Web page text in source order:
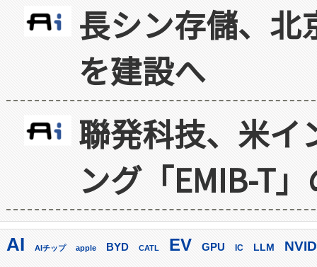
長シン存儲、北
を建設へ
聯発科技、米イ
ング「EMIB-T
AI AIチップ apple BYD CATL EV GPU IC LLM